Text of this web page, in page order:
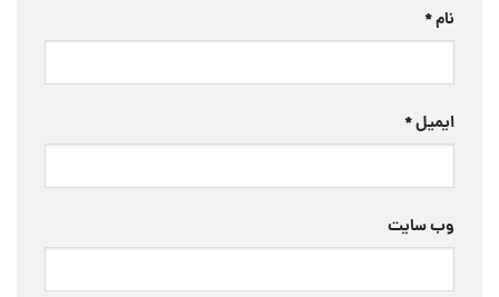
نام*
ایمیل*
وب‌ سایت